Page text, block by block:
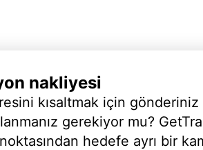
nakliyesi
kısaltmak için
gerekiyor mu?
hedefe ayrı bir